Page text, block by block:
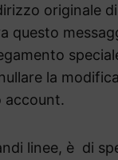
originale
questo
la
account.
linee, è di